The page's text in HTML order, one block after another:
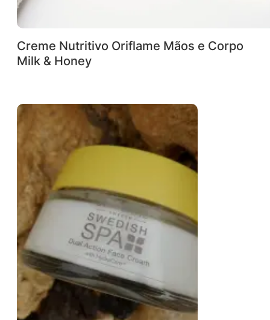
Creme Nutritivo Oriflame Mãos e Corpo
Milk & Honey